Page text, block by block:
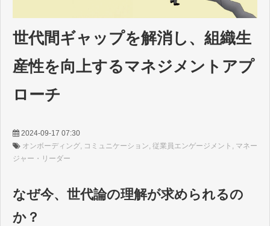
世代間ギャップを解消し、組織生
産性を向上するマネジメントアプ
ローチ
2024-09-17 07:30
オンボーディング コミュニケーション 従業員エンゲージメント
マネー
ジャー・リーダー
なぜ今、世代論の理解が求められるの
か？